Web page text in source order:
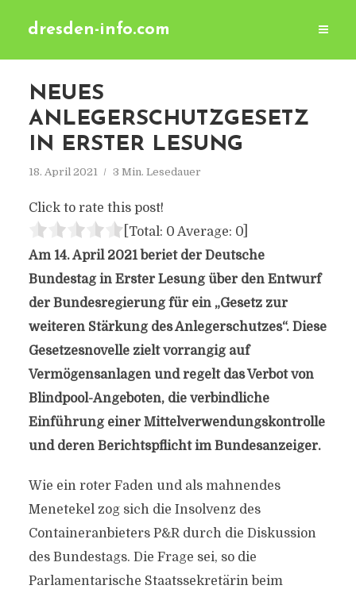
dresden-info.com
NEUES
ANLEGERSCHUTZGESETZ
IN ERSTER LESUNG
18. April 2021 3 Min. Lesedauer
Click to rate this post!
[Total: 0 Average: 0]
Am 14. April 2021 beriet der Deutsche
Bundestag in Erster Lesung über den Entwurf
der Bundesregierung für ein „Gesetz zur
weiteren Stärkung des Anlegerschutzes“. Diese
Gesetzesnovelle zielt vorrangig auf
Vermögensanlagen und regelt das Verbot von
Blindpool-Angeboten, die verbindliche
Einführung einer Mittelverwendungskontrolle
und deren Berichtspflicht im Bundesanzeiger.
Wie ein roter Faden und als mahnendes
Menetekel zog sich die Insolvenz des
Containeranbieters P&R durch die Diskussion
des Bundestags. Die Frage sei, so die
Parlamentarische Staatssekretärin beim